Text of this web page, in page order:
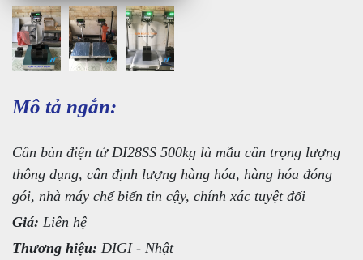
Mô tả ngắn:
Cân bàn điện tử DI28SS 500kg là mẫu cân trọng lượng
thông dụng, cân định lượng hàng hóa, hàng hóa đóng
gói, nhà máy chế biến tin cậy, chính xác tuyệt đối
Giá: Liên hệ
Thương hiệu: DIGI - Nhật